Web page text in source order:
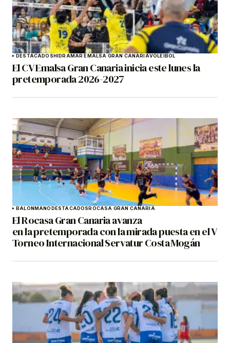
DESTACADOSHIDRAMAR EMALSA GRAN CANARIAVOLEIBOL
El CV Emalsa Gran Canaria inicia este lunes la
pretemporada 2026-2027
BALONMANODESTACADOSROCASA GRAN CANARIA
El Rocasa Gran Canaria avanza
en la pretemporada con la mirada puesta en el V
Torneo Internacional Servatur Costa Mogán